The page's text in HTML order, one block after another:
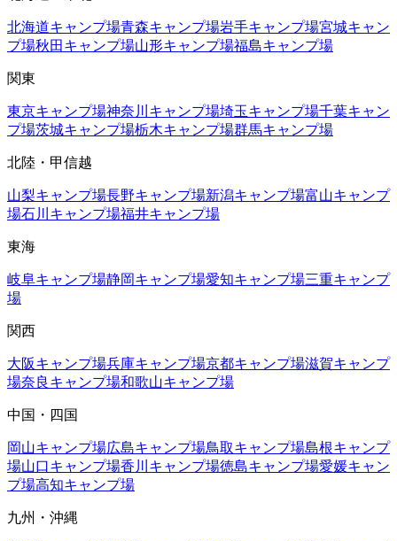
北海道キャンプ場青森キャンプ場岩手キャンプ場宮城キャン
プ場秋田 キャンプ場山形キャンプ場福島キャンプ場
関東
東京キャンプ場神奈川 キャンプ場埼玉キャンプ場千葉キャン
プ場茨城キャンプ場栃木キャンプ場群馬キャンプ場
北陸・甲信越
山梨キャンプ場長野キャンプ場新潟キャンプ場富山キャンプ
場石川 キャンプ場福井キャンプ場
東海
岐阜キャンプ場静岡キャンプ場愛知キャンプ場三重キャンプ
場
関西
大阪キャンプ場兵庫キャンプ場京都キャンプ場滋賀キャンプ
場奈良 キャンプ場和歌山キャンプ場
中国・四国
岡山キャンプ場広島キャンプ場鳥取キャンプ場島根キャンプ
場山口キャンプ場香川 キャンプ場徳島キャンプ場愛媛キャン
プ場高知キャンプ場
九州・沖縄